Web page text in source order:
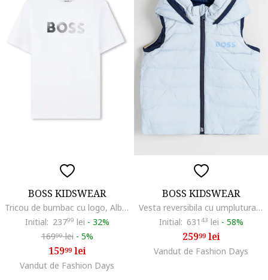
BOSS KIDSWEAR
Tricou de bumbac cu logo, Alb/Bleumarin
Initial: 23799 lei - 32%
16999lei - 5%
15999lei
Vandut de Fashion Days
BOSS KIDSWEAR
Vesta reversibila cu umplutura cu puf, Albastru pastel
Initial: 631 43 lei - 58%
25999lei
Vandut de Fashion Days